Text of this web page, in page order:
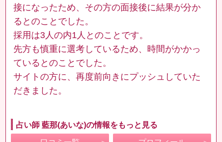
接になったため、その方の面接後に結果が分か
るとのことでした。
採用は3人の内1人とのことです。
先方も慎重に選考しているため、時間がかかっ
ているとのことでした。
サイトの方に、再度前向きにプッシュしていた
だきました。
占い師 藍那(あいな)の情報をもっと見る